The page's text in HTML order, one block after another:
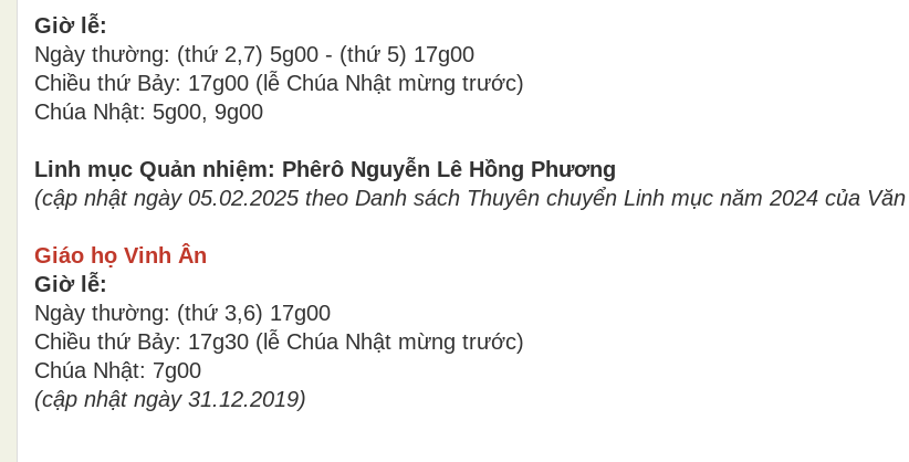
Giờ lễ:
Ngày thường: (thứ 2,7) 5g00 - (thứ 5) 17g00
Chiều thứ Bảy: 17g00 (lễ Chúa Nhật mừng trước)
Chúa Nhật: 5g00, 9g00
Linh mục Quản nhiệm: Phêrô Nguyễn Lê Hồng Phương
(cập nhật ngày 05.02.2025 theo Danh sách Thuyên chuyển Linh mục năm 2024 của
Giáo họ Vinh Ân
Giờ lễ:
Ngày thường: (thứ 3,6) 17g00
Chiều thứ Bảy: 17g30 (lễ Chúa Nhật mừng trước)
Chúa Nhật: 7g00
(cập nhật ngày 31.12.2019)